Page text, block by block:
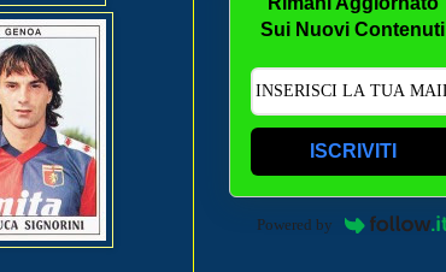
Sui Nuovi Contenuti
ISCRIVITI
Powered by